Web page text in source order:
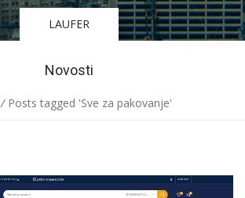
LAUFER
Novosti
/Posts tagged 'Sve za pakovanje'